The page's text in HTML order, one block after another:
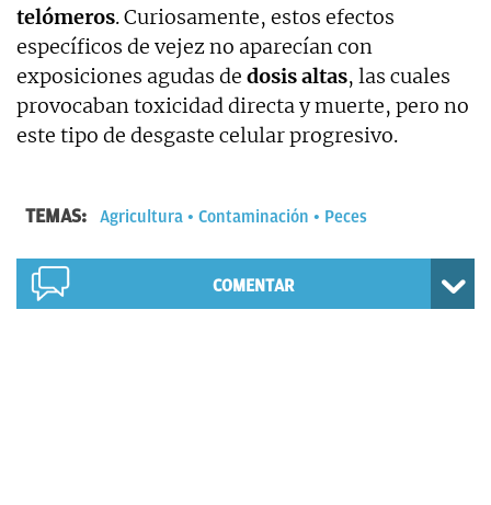
telómeros. Curiosamente, estos efectos
específicos de vejez no aparecían con
exposiciones agudas de dosis altas, las cuales
provocaban toxicidad directa y muerte, pero no
este tipo de desgaste celular progresivo.
TEMAS: Agricultura Contaminación Peces
COMENTAR